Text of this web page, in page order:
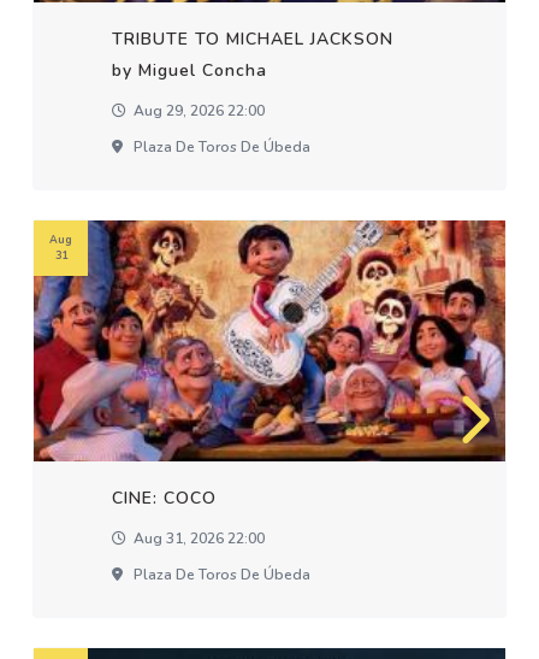
TRIBUTE TO MICHAEL JACKSON
by Miguel Concha
Aug 29, 2026 22:00
Plaza De Toros De Úbeda
CINE: COCO
Aug 31, 2026 22:00
Plaza De Toros De Úbeda
Aug
31